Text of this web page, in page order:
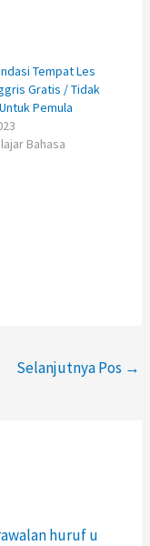
Tempat Les
Gratis / Tidak
Pemula
Bahasa
Selanjutnya Pos →